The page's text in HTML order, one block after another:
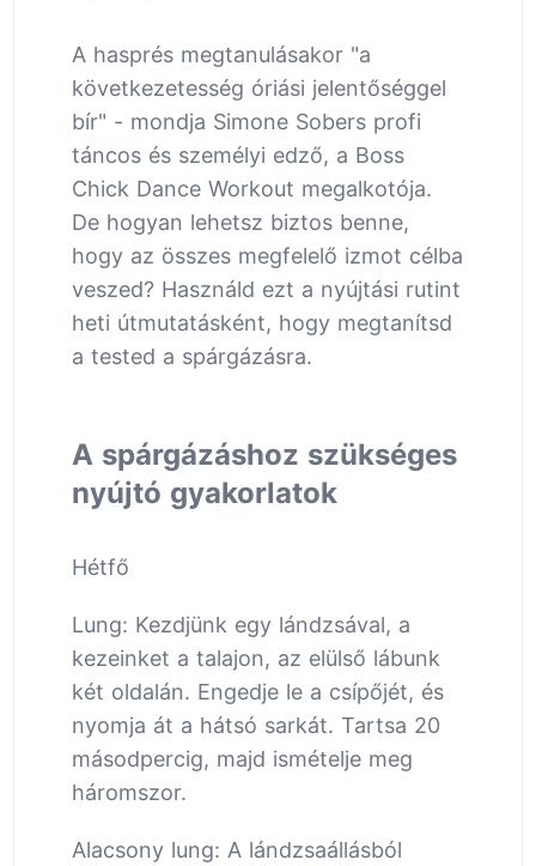
A hasprés megtanulásakor "a
következetesség óriási jelentőséggel
bír" - mondja Simone Sobers profi
táncos és személyi edző, a Boss
Chick Dance Workout megalkotója.
De hogyan lehetsz biztos benne,
hogy az összes megfelelő izmot célba
veszed? Használd ezt a nyújtási rutint
heti útmutatásként, hogy megtanítsd
a tested a spárgázásra.
A spárgázáshoz szükséges
nyújtó gyakorlatok
Hétfő
Lung: Kezdjünk egy lándzsával, a
kezeinket a talajon, az elülső lábunk
két oldalán. Engedje le a csípőjét, és
nyomja át a hátsó sarkát. Tartsa 20
másodpercig, majd ismételje meg
háromszor.
Alacsony lung: A lándzsaállásból